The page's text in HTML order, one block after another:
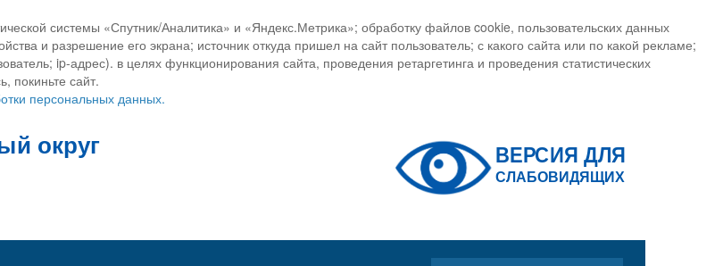
системы «Спутник/Аналитика» и «Яндекс.Метрика»; обработку файлов cookie, пользовательских данных
и разрешение его экрана; источник откуда пришел на сайт пользователь; с какого сайта или по какой рекламе;
ip-адрес). в целях функционирования сайта, проведения ретаргетинга и проведения статистических
покиньте сайт.
персональных данных.